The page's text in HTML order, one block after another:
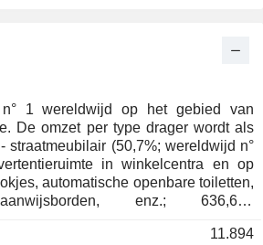
1 wereldwijd op het gebied van
De omzet per type drager wordt als
in winkelcentra en op
automatische openbare toiletten,
enz.; 636,625
is het concern wereldwijd nr. 1
11.894